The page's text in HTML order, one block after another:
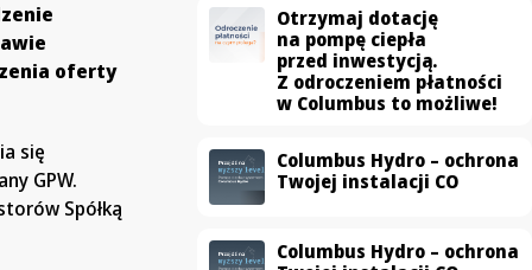
oferty
się
GPW.
Spółką
Otrzymaj dotację
na pompę ciepła
przed inwestycją.
Z odroczeniem płatności
w Columbus to możliwe!
Columbus Hydro – ochrona
Twojej instalacji CO
Columbus Hydro – ochrona